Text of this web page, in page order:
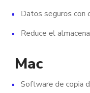
Datos seguros con
Reduce el
Mac
Software de copia